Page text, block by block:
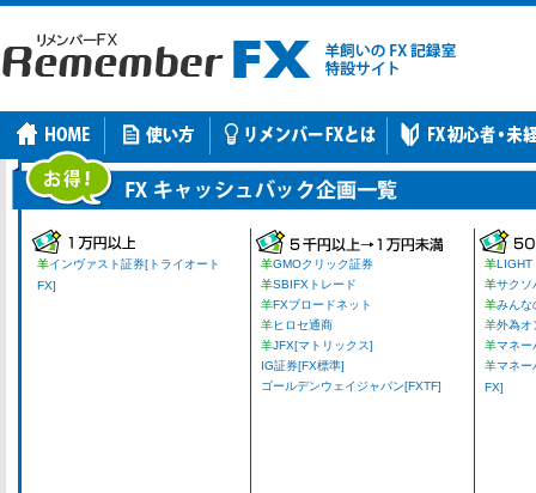
羊インヴァスト証券[トライオート
FX]
羊GMOクリック証券
羊SBIFXトレード
羊FXブロードネット
羊ヒロセ通商
羊JFX[マトリックス]
IG証券[FX標準]
ゴールデンウェイジャパン[FXTF]
羊LIGHT
羊サクソ
羊みんな
羊外為オ
羊マネー
羊マネー
FX]